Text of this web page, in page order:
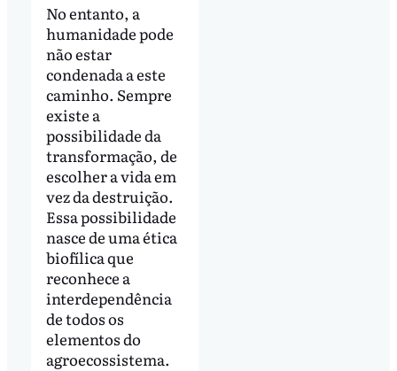
No entanto, a
humanidade pode
não estar
condenada a este
caminho. Sempre
existe a
possibilidade da
transformação, de
escolher a vida em
vez da destruição.
Essa possibilidade
nasce de uma ética
biofílica que
reconhece a
interdependência
de todos os
elementos do
agroecossistema.